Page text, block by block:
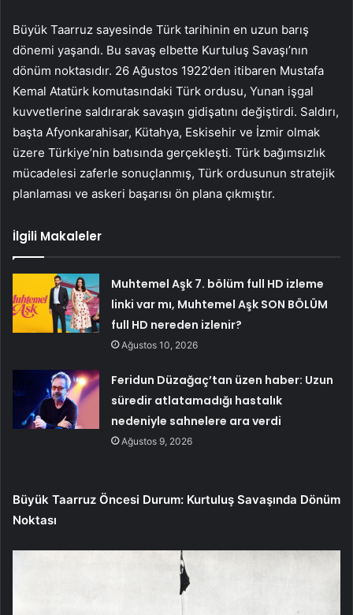
Büyük Taarruz sayesinde Türk tarihinin en uzun barış
dönemi yaşandı. Bu savaş elbette Kurtuluş Savaşı’nın
dönüm noktasıdır. 26 Ağustos 1922’den itibaren Mustafa
Kemal Atatürk komutasındaki Türk ordusu, Yunan işgal
kuvvetlerine saldırarak savaşın gidişatını değiştirdi. Saldırı,
başta Afyonkarahisar, Kütahya, Eskisehir ve İzmir olmak
üzere Türkiye’nin batısında gerçekleşti. Türk bağımsızlık
mücadelesi zaferle sonuçlanmış, Türk ordusunun stratejik
planlaması ve askeri başarısı ön plana çıkmıştır.
İlgili Makaleler
Muhtemel Aşk 7. bölüm full HD izleme
linki var mı, Muhtemel Aşk SON BÖLÜM
full HD nereden izlenir?
Ağustos 10, 2026
Feridun Düzağaç’tan üzen haber: Uzun
süredir atlatamadığı hastalık
nedeniyle sahnelere ara verdi
Ağustos 9, 2026
Büyük Taarruz Öncesi Durum: Kurtuluş Savaşında Dönüm
Noktası